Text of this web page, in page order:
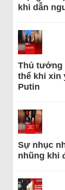
khi dẫn
Thủ tướng
thể khi xin
Putin
Sự nhục
nhũng khi